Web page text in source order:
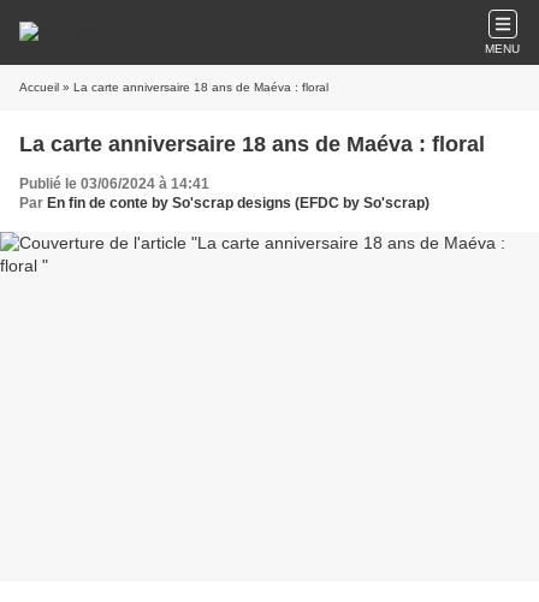
MENU
Accueil » La carte anniversaire 18 ans de Maéva : floral
La carte anniversaire 18 ans de Maéva : floral
Publié le 03/06/2024 à 14:41
Par En fin de conte by So'scrap designs (EFDC by So'scrap)